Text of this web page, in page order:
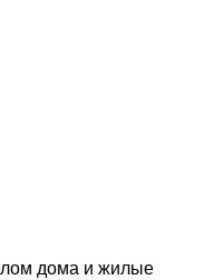
дома и жилые